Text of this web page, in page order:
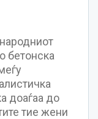
бетонска
доаѓаа до
тие жени